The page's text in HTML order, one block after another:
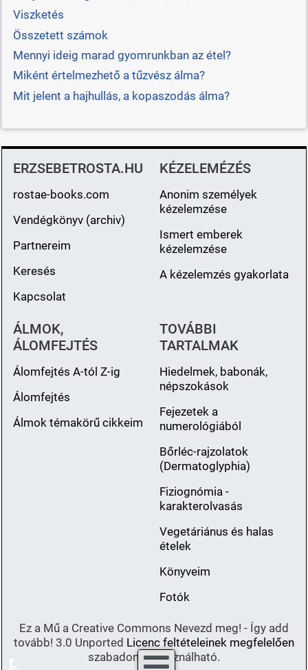
Viszketés
Összetett számok
Mennyi ideig marad gyomrunkban az étel?
Miként értelmezhető a tűzvész álma?
Mit jelent a hajhullás, a kopaszodás álma?
ERZSEBETROSTA.HU
rostae-books.com
Vendégkönyv (archiv)
Partnereim
Keresés
Kapcsolat
KÉZELEMÉZÉS
Anonim személyek
kézelemzése
Ismert emberek
kézelemzése
A kézelemzés gyakorlata
ÁLMOK,
ÁLOMFEJTÉS
Álomfejtés A-tól Z-ig
Álomfejtés
Álmok témakörű cikkeim
TOVÁBBI
TARTALMAK
Hiedelmek, babonák,
népszokások
Fejezetek a
numerológiából
Bőrléc-rajzolatok
(Dermatoglyphia)
Fiziognómia -
karakterolvasás
Vegetáriánus és halas
ételek
Könyveim
Fotók
Ez a Mű a Creative Commons Nevezd meg! - Így add
tovább! 3.0 Unported Licenc feltételeinek megfelelően
szabadon felhasználható.